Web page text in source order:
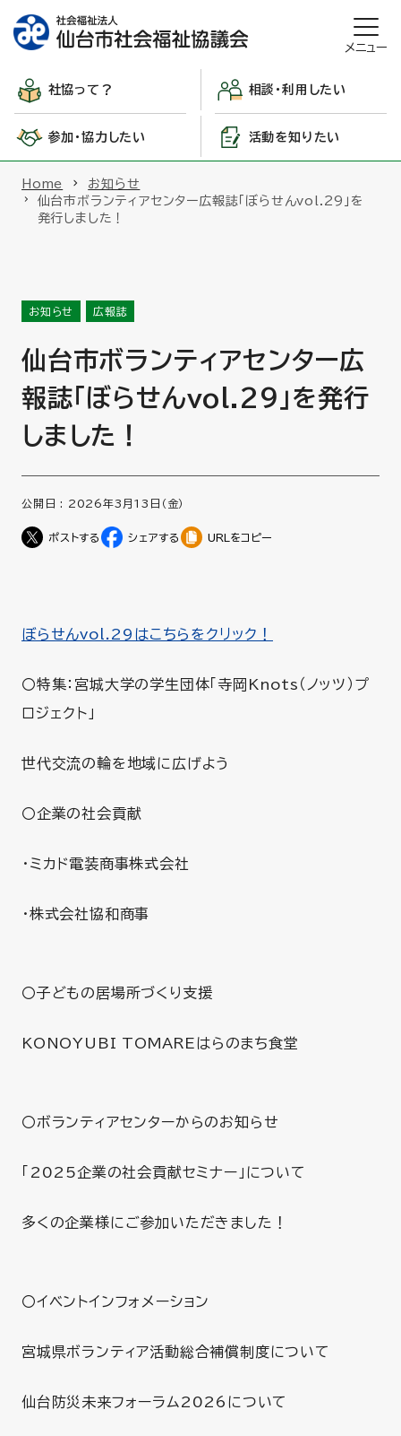
メニュー
社協って？ 相談・利用したい
参加・協力したい 活動を知りたい
Home
お知らせ
仙台市ボランティアセンター広報誌「ぼらせんvol.29」を
発行しました！
お知らせ 広報誌
仙台市ボランティアセンター広
報誌「ぼらせんvol.29」を発行
しました！
公開日 : 2026年3月13日（金）
URLをコピー
ぼらせんvol.29はこちらをクリック！
〇特集：宮城大学の学生団体「寺岡Knots（ノッツ）プ
ロジェクト」
世代交流の輪を地域に広げよう
〇企業の社会貢献
・ミカド電装商事株式会社
・株式会社協和商事
〇子どもの居場所づくり支援
KONOYUBI TOMAREはらのまち食堂
〇ボランティアセンターからのお知らせ
「2025企業の社会貢献セミナー」について
多くの企業様にご参加いただきました！
〇イベントインフォメーション
宮城県ボランティア活動総合補償制度について
仙台防災未来フォーラム2026について